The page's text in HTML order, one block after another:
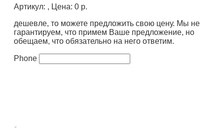
Артикул: , Цена: 0 р.
дешевле, то можете предложить свою цену. Мы не
гарантируем, что примем Ваше предложение, но
обещаем, что обязательно на него ответим.
Phone